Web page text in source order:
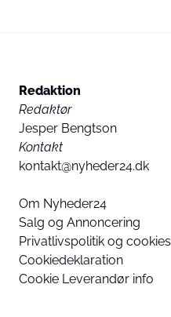
Redaktion
Redaktør
Jesper Bengtson
Kontakt
kontakt@nyheder24.dk
Om Nyheder24
Salg og Annoncering
Privatlivspolitik og cookies
Cookiedeklaration
Cookie Leverandør info